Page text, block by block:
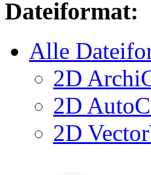
Dateiformat:
Alle
2D
2D
2D